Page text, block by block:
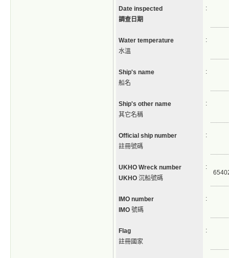
Date inspected
調查日期
:
Water temperature
水溫
:
Ship's name
船名
:
Ship's other name
其它名稱
:
Official ship number
註冊號碼
:
UKHO Wreck number
UKHO 沉船號碼
:
IMO number
IMO 號碼
:
Flag
註冊國家
: